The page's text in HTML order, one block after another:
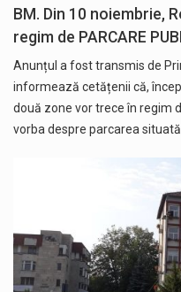
BM. Din 10 noiembrie,
regim de PARCARE
Anunțul a fost transmis de
informează cetățenii că,
două zone vor trece în regim
vorba despre parcarea